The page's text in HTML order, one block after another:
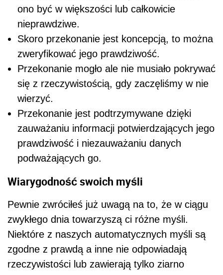
ono być w większości lub całkowicie
nieprawdziwe.
Skoro przekonanie jest koncepcją, to można
zweryfikować jego prawdziwość.
Przekonanie mogło ale nie musiało pokrywać
się z rzeczywistością, gdy zaczęliśmy w nie
wierzyć.
Przekonanie jest podtrzymywane dzięki
zauważaniu informacji potwierdzających jego
prawdziwość i niezauważaniu danych
podważających go.
Wiarygodność swoich myśli
Pewnie zwróciłeś już uwagą na to, że w ciągu
zwykłego dnia towarzyszą ci różne myśli.
Niektóre z naszych automatycznych myśli są
zgodne z prawdą a inne nie odpowiadają
rzeczywistości lub zawierają tylko ziarno